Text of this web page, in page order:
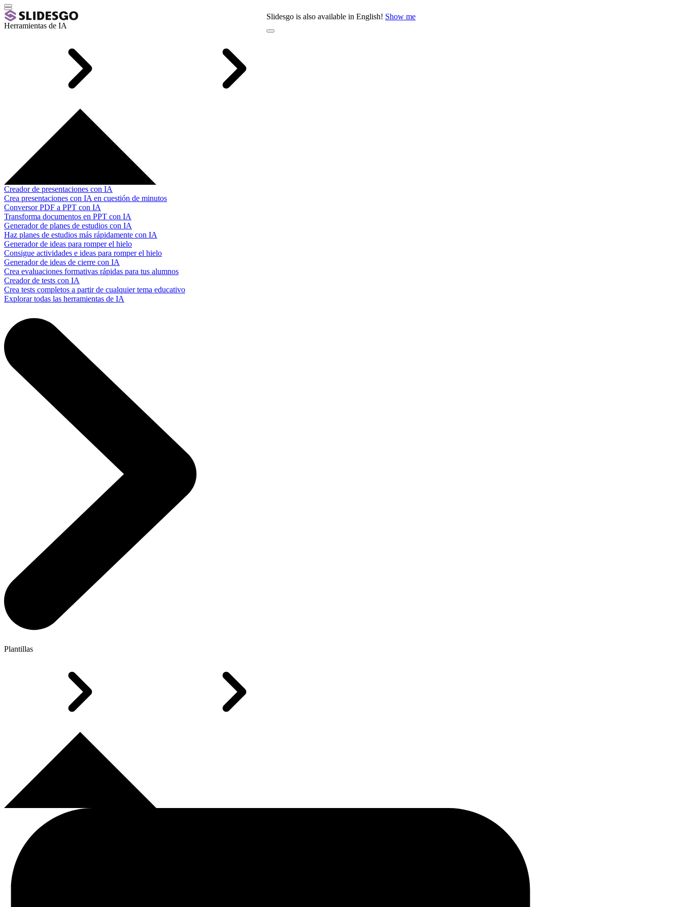
Slidesgo is also available in English! Show me
Herramientas de IA
Creador de presentaciones con IA
Crea presentaciones con IA en cuestión de minutos
Conversor PDF a PPT con IA
Transforma documentos en PPT con IA
Generador de planes de estudios con IA
Haz planes de estudios más rápidamente con IA
Generador de ideas para romper el hielo
Consigue actividades e ideas para romper el hielo
Generador de ideas de cierre con IA
Crea evaluaciones formativas rápidas para tus alumnos
Creador de tests con IA
Crea tests completos a partir de cualquier tema educativo
Explorar todas las herramientas de IA
Plantillas